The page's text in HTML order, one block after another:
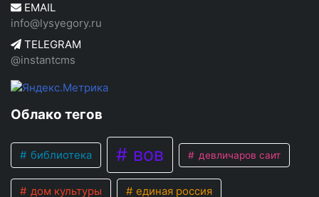
EMAIL
info@lysyegory.ru
TELEGRAM
@instantcms
Облако тегов
библиотека вов девличаров саит
дом культуры единая россия